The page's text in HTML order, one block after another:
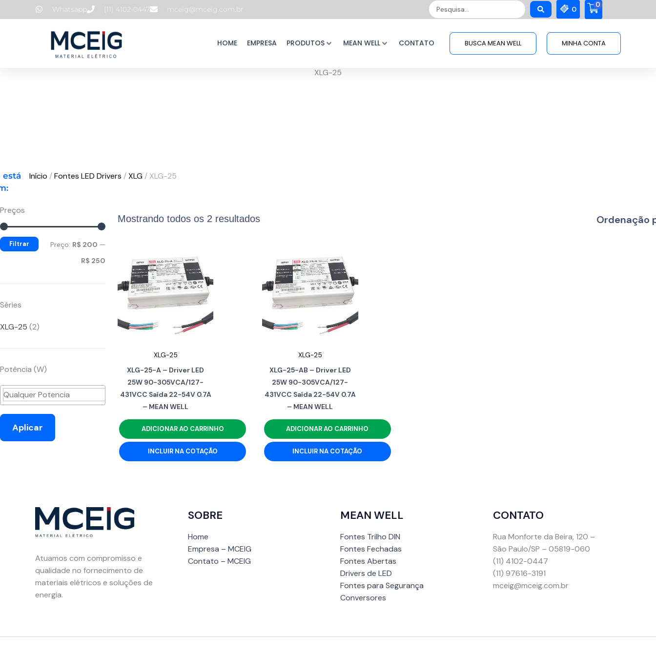
para
Whatsapp (11) 4102-0447 mceig@mceig.com.br
Pesquisar
...
0
0
HOME EMPRESA PRODUTOS MEAN WELL CONTATO BUSCA MEAN WELL MINHA CONTA
XLG-25
está
Início /Fontes LED Drivers /XLG / XLG-25
Preços
mínimo
máximo
Filtrar Preço: R$ 200 —
R$ 250
Séries
XLG-25 (2)
Potência (W)
Aplicar
Mostrando todos os 2 resultados
XLG-25
XLG-25-A – Driver LED
25W 90-305VCA/127-
431VCC Saída 22-54V 0.7A
– MEAN WELL
ADICIONAR AO CARRINHO
INCLUIR NA COTAÇÃO
XLG-25
XLG-25-AB – Driver LED
25W 90-305VCA/127-
431VCC Saída 22-54V 0.7A
– MEAN WELL
ADICIONAR AO CARRINHO
INCLUIR NA COTAÇÃO
Atuamos com compromisso e
qualidade no fornecimento de
materiais elétricos e soluções de
energia.
SOBRE
Home
Empresa – MCEIG
Contato – MCEIG
MEAN WELL
Fontes Trilho DIN
Fontes Fechadas
Fontes Abertas
Drivers de LED
Fontes para Segurança
Conversores
CONTATO
Rua Monforte da Beira, 120 –
São Paulo/SP – 05819-060
(11) 4102-0447
(11) 97616-3191
mceig@mceig.com.br